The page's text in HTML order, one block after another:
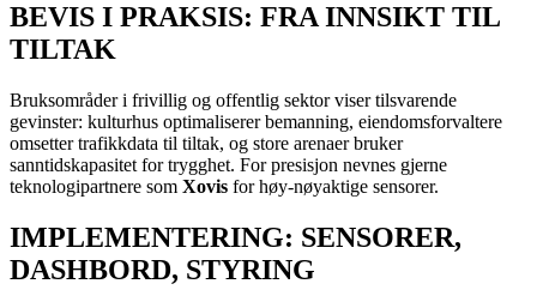
BEVIS I PRAKSIS: FRA INNSIKT TIL
TILTAK
Bruksområder i frivillig og offentlig sektor viser tilsvarende
gevinster: kulturhus optimaliserer bemanning, eiendomsforvaltere
omsetter trafikkdata til tiltak, og store arenaer bruker
sanntidskapasitet for trygghet. For presisjon nevnes gjerne
teknologipartnere som Xovis for høy-nøyaktige sensorer.
IMPLEMENTERING: SENSORER,
DASHBORD, STYRING